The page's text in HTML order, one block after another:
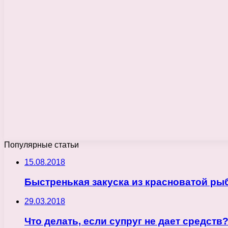
Популярные статьи
15.08.2018
Быстренькая закуска из красноватой
29.03.2018
Что делать, если супруг не дает средств?